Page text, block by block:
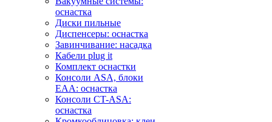
оснастка
Диски пильные
Диспенсеры: оснастка
Завинчивание: насадка
Кабели plug it
Комплект оснастки
Консоли ASA, блоки
EAA: оснастка
Консоли CT-ASA:
оснастка